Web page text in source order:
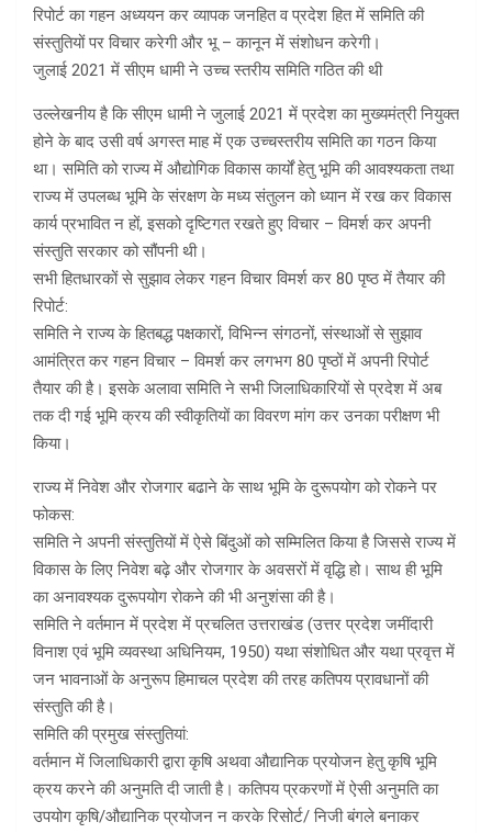
रिपोर्ट का गहन अध्ययन कर व्यापक जनहित व प्रदेश हित में समिति की
संस्तुतियों पर विचार करेगी और भू – कानून में संशोधन करेगी।
जुलाई 2021 में सीएम धामी ने उच्च स्तरीय समिति गठित की थी
उल्लेखनीय है कि सीएम धामी ने जुलाई 2021 में प्रदेश का मुख्यमंत्री नियुक्त
होने के बाद उसी वर्ष अगस्त माह में एक उच्चस्तरीय समिति का गठन किया
था। समिति को राज्य में औद्योगिक विकास कार्यों हेतु भूमि की आवश्यकता तथा
राज्य में उपलब्ध भूमि के संरक्षण के मध्य संतुलन को ध्यान में रख कर विकास
कार्य प्रभावित न हों, इसको दृष्टिगत रखते हुए विचार – विमर्श कर अपनी
संस्तुति सरकार को सौंपनी थी।
सभी हितधारकों से सुझाव लेकर गहन विचार विमर्श कर 80 पृष्ठ में तैयार की
रिपोर्ट:
समिति ने राज्य के हितबद्ध पक्षकारों, विभिन्न संगठनों, संस्थाओं से सुझाव
आमंत्रित कर गहन विचार – विमर्श कर लगभग 80 पृष्ठों में अपनी रिपोर्ट
तैयार की है। इसके अलावा समिति ने सभी जिलाधिकारियों से प्रदेश में अब
तक दी गई भूमि क्रय की स्वीकृतियों का विवरण मांग कर उनका परीक्षण भी
किया।
राज्य में निवेश और रोजगार बढाने के साथ भूमि के दुरूपयोग को रोकने पर
फोकस:
समिति ने अपनी संस्तुतियों में ऐसे बिंदुओं को सम्मिलित किया है जिससे राज्य में
विकास के लिए निवेश बढ़े और रोजगार के अवसरों में वृद्धि हो। साथ ही भूमि
का अनावश्यक दुरूपयोग रोकने की भी अनुशंसा की है।
समिति ने वर्तमान में प्रदेश में प्रचलित उत्तराखंड (उत्तर प्रदेश जमींदारी
विनाश एवं भूमि व्यवस्था अधिनियम, 1950) यथा संशोधित और यथा प्रवृत्त में
जन भावनाओं के अनुरूप हिमाचल प्रदेश की तरह कतिपय प्रावधानों की
संस्तुति की है।
समिति की प्रमुख संस्तुतियां:
वर्तमान में जिलाधिकारी द्वारा कृषि अथवा औद्यानिक प्रयोजन हेतु कृषि भूमि
क्रय करने की अनुमति दी जाती है। कतिपय प्रकरणों में ऐसी अनुमति का
उपयोग कृषि/औद्यानिक प्रयोजन न करके रिसोर्ट/ निजी बंगले बनाकर